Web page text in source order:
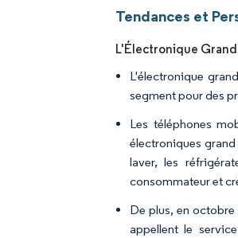
Tendances et
L'Électronique
L'électronique
segment pour des
Les téléphones
électroniques
laver, les
consommateur et
De plus, en
appellent le